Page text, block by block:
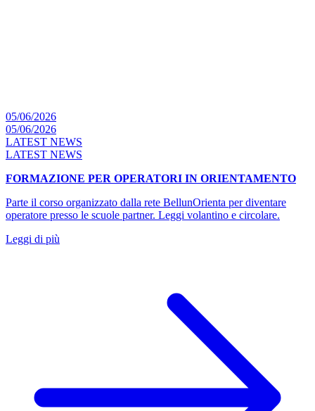
05/06/2026
05/06/2026
LATEST NEWS
LATEST NEWS
FORMAZIONE PER OPERATORI IN ORIENTAMENTO
Parte il corso organizzato dalla rete BellunOrienta per diventare
operatore presso le scuole partner. Leggi volantino e circolare.
Leggi di più